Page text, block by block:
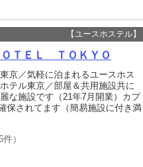
【ユースホステル】
ＴＥＬ ＴＯＫＹＯ
京／気軽に泊まれるユースホス
ル東京／部屋＆共用施設共に
な施設です（21年7月開業）カプ
保されてます（簡易施設に付き満
件）